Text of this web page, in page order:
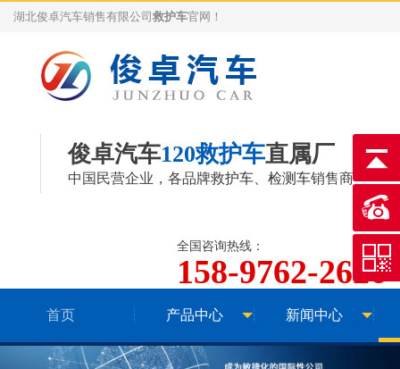
湖北俊卓汽车销售有限公司 救护车官网！
俊卓汽车120救护车直属厂
中国民营企业，各品牌救护车 检测车销售商
全国咨询热线：
158-9762-2626
首页 产品中心 新闻中心